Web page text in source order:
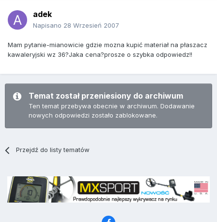
adek
Napisano 28 Wrzesień 2007
Mam pytanie-mianowicie gdzie mozna kupić materiał na płaszacz
kawaleryjski wz 36?Jaka cena?prosze o szybka odpowiedz!!
Temat został przeniesiony do archiwum
Ten temat przebywa obecnie w archiwum. Dodawanie
nowych odpowiedzi zostało zablokowane.
Przejdź do listy tematów